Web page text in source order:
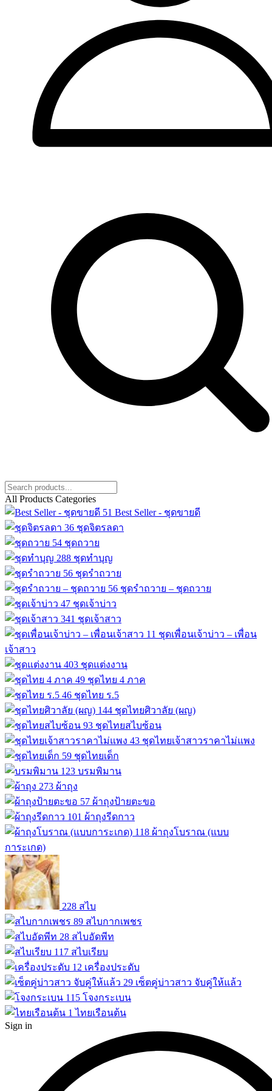
All Products Categories
51 Best Seller - ชุดขายดี
36 ชุดจิตรลดา
54 ชุดถวาย
288 ชุดทำบุญ
56 ชุดรำถวาย
56 ชุดรำถวาย – ชุดถวาย
47 ชุดเจ้าบ่าว
341 ชุดเจ้าสาว
11 ชุดเพื่อนเจ้าบ่าว – เพื่อน
เจ้าสาว
403 ชุดแต่งงาน
49 ชุดไทย 4 ภาค
46 ชุดไทย ร.5
144 ชุดไทยศิวาลัย (ผญ)
93 ชุดไทยสไบซ้อน
43 ชุดไทยเจ้าสาวราคาไม่แพง
59 ชุดไทยเด็ก
123 บรมพิมาน
273 ผ้าถุง
57 ผ้าถุงป้ายตะขอ
101 ผ้าถุงรีดกาว
118 ผ้าถุงโบราณ (แบบ
การะเกด)
228 สไบ
89 สไบกากเพชร
28 สไบอัดพีท
117 สไบเรียบ
12 เครื่องประดับ
29 เซ็ตคู่บ่าวสาว จับคู่ให้แล้ว
115 โจงกระเบน
1 ไทยเรือนต้น
Sign in